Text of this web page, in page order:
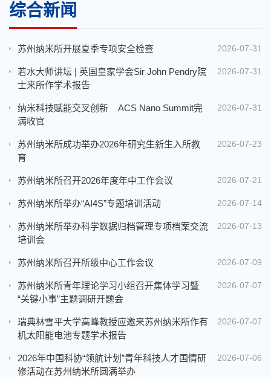
综合新闻
2026-07-31
苏州纳米所开展夏季专项安全检查
2026-07-31
若水大师讲坛 | 英国皇家学会Sir John Pendry院
士来所作学术报告
2026-07-31
纳米科技赋能交叉创新 ACS Nano Summit完
满收官
2026-07-23
苏州纳米所成功举办2026年研究生新生入所教
育
2026-07-21
苏州纳米所召开2026年度年中工作会议
2026-07-14
苏州纳米所举办“AI4S”专题培训活动
2026-07-13
苏州纳米所举办科学数据归档管理专项档案交流
培训会
2026-07-09
苏州纳米所召开所级中心工作会议
2026-07-07
苏州纳米所青年理论学习小组召开集体学习暨
“关键小事”主题调研开题会
2026-07-07
瑞典林雪平大学高峰教授应邀来苏州纳米所作有
机太阳能电池专题学术报告
2026-07-06
2026年中国科协“领航计划”青年科技人才国情研
修活动在苏州纳米所圆满举办